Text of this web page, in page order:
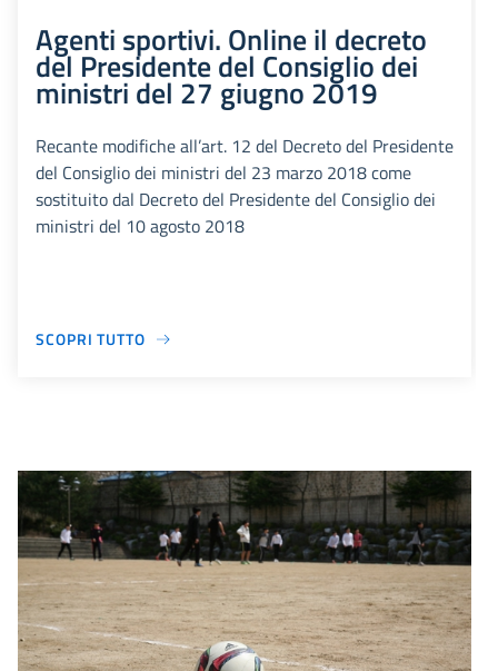
Agenti sportivi. Online il decreto
del Presidente del Consiglio dei
ministri del 27 giugno 2019
Recante modifiche all’art. 12 del Decreto del Presidente
del Consiglio dei ministri del 23 marzo 2018 come
sostituito dal Decreto del Presidente del Consiglio dei
ministri del 10 agosto 2018
SCOPRI TUTTO